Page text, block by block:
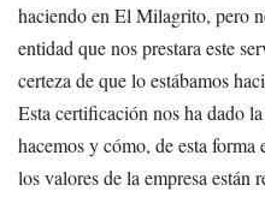
haciendo en El Milagrito, pero
entidad que nos prestara este
certeza de que lo estábamos
Esta certificación nos ha dado
hacemos y cómo, de esta
los valores de la empresa están